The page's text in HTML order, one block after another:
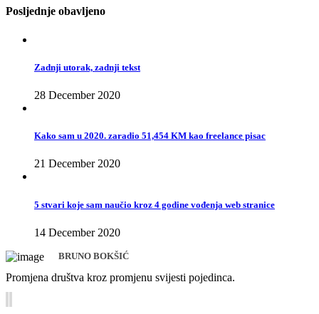
Posljednje obavljeno
Zadnji utorak, zadnji tekst
28 December 2020
Kako sam u 2020. zaradio 51,454 KM kao freelance pisac
21 December 2020
5 stvari koje sam naučio kroz 4 godine vođenja web stranice
14 December 2020
BRUNO BOKŠIĆ
Promjena društva kroz promjenu svijesti pojedinca.